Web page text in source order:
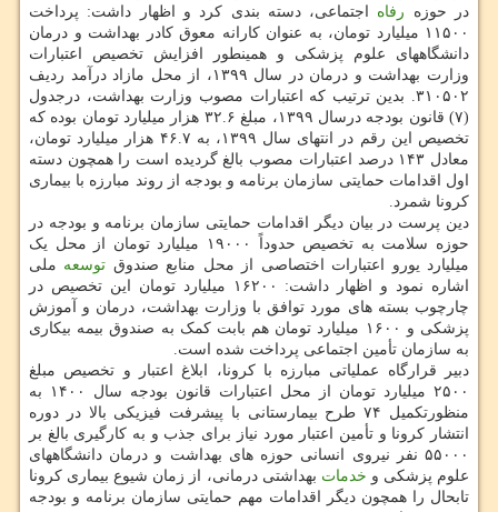
در حوزه رفاه اجتماعی، دسته بندی کرد و اظهار داشت: پرداخت
۱۱۵۰۰ میلیارد تومان، به عنوان کارانه معوق کادر بهداشت و درمان
دانشگاههای علوم پزشکی و همینطور افزایش تخصیص اعتبارات
وزارت بهداشت و درمان در سال ۱۳۹۹، از محل مازاد درآمد ردیف
۳۱۰۵۰۲. بدین ترتیب که اعتبارات مصوب وزارت بهداشت، درجدول
(۷) قانون بودجه درسال ۱۳۹۹، مبلغ ۳۲.۶ هزار میلیارد تومان بوده که
تخصیص این رقم در انتهای سال ۱۳۹۹، به ۴۶.۷ هزار میلیارد تومان،
معادل ۱۴۳ درصد اعتبارات مصوب بالغ گردیده است را همچون دسته
اول اقدامات حمایتی سازمان برنامه و بودجه از روند مبارزه با بیماری
کرونا شمرد.
دین پرست در بیان دیگر اقدامات حمایتی سازمان برنامه و بودجه در
حوزه سلامت به تخصیص حدوداً ۱۹۰۰۰ میلیارد تومان از محل یک
میلیارد یورو اعتبارات اختصاصی از محل منابع صندوق توسعه ملی
اشاره نمود و اظهار داشت: ۱۶۲۰۰ میلیارد تومان این تخصیص در
چارچوب بسته های مورد توافق با وزارت بهداشت، درمان و آموزش
پزشکی و ۱۶۰۰ میلیارد تومان هم بابت کمک به صندوق بیمه بیکاری
به سازمان تأمین اجتماعی پرداخت شده است.
دبیر قرارگاه عملیاتی مبارزه با کرونا، ابلاغ اعتبار و تخصیص مبلغ
۲۵۰۰ میلیارد تومان از محل اعتبارات قانون بودجه سال ۱۴۰۰ به
منظورتکمیل ۷۴ طرح بیمارستانی با پیشرفت فیزیکی بالا در دوره
انتشار کرونا و تأمین اعتبار مورد نیاز برای جذب و به کارگیری بالغ بر
۵۵۰۰۰ نفر نیروی انسانی حوزه های بهداشت و درمان دانشگاههای
علوم پزشکی و خدمات بهداشتی درمانی، از زمان شیوع بیماری کرونا
تابحال را همچون دیگر اقدامات مهم حمایتی سازمان برنامه و بودجه